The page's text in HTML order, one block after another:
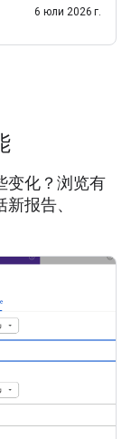
深入探究6 юли 2026 г.
变化？浏览有
报告、